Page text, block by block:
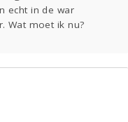
echt in de war
Wat moet ik nu?